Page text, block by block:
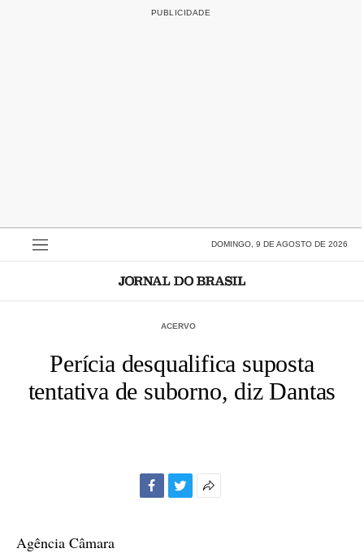
DOMINGO, 9 DE AGOSTO DE 2026
ACERVO
Perícia desqualifica suposta
tentativa de suborno, diz Dantas
Agência Câmara